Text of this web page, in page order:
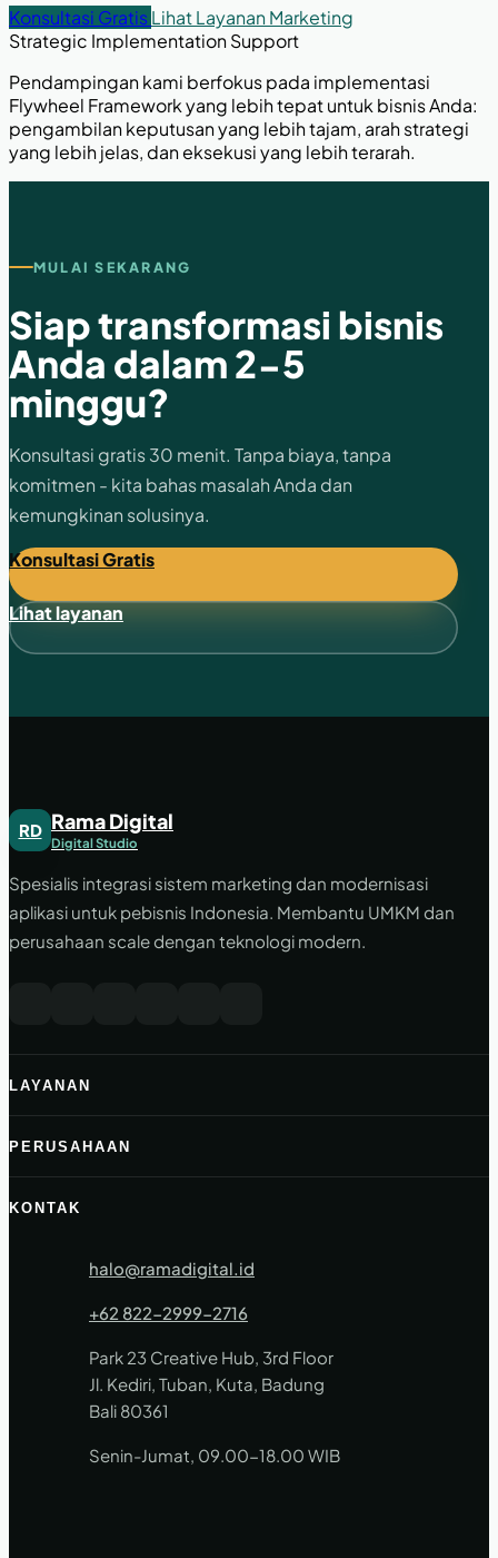
Konsultasi GratisLihat Layanan Marketing
Strategic Implementation Support
Pendampingan kami berfokus pada implementasi
Flywheel Framework yang lebih tepat untuk bisnis Anda:
pengambilan keputusan yang lebih tajam, arah strategi
yang lebih jelas, dan eksekusi yang lebih terarah.
MULAI SEKARANG
Siap transformasi bisnis
Anda dalam 2-5
minggu?
Konsultasi gratis 30 menit. Tanpa biaya, tanpa
komitmen - kita bahas masalah Anda dan
kemungkinan solusinya.
Konsultasi Gratis
Lihat layanan
RD Rama Digital
Digital Studio
Spesialis integrasi sistem marketing dan modernisasi
aplikasi untuk pebisnis Indonesia. Membantu UMKM dan
perusahaan scale dengan teknologi modern.
LAYANAN
PERUSAHAAN
KONTAK
halo@ramadigital.id
+62 822-2999-2716
Park 23 Creative Hub, 3rd Floor
Jl. Kediri, Tuban, Kuta, Badung
Bali 80361
Senin-Jumat, 09.00-18.00 WIB